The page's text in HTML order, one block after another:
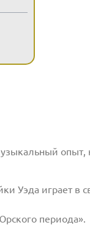
опыт,
Уэда играет в
периода».